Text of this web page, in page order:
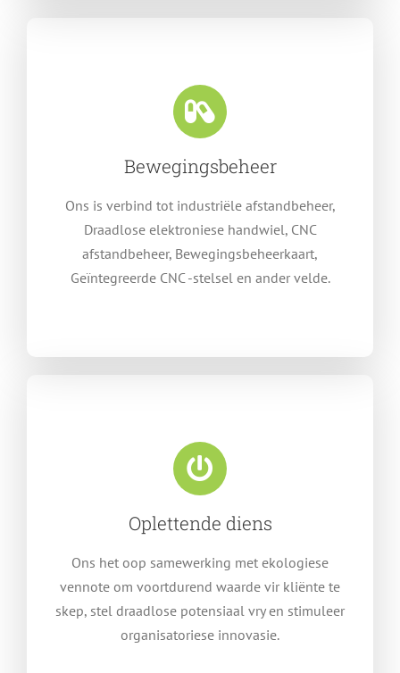
Bewegingsbeheer
Ons is verbind tot industriële afstandbeheer,
Draadlose elektroniese handwiel, CNC
afstandbeheer, Bewegingsbeheerkaart,
Geïntegreerde CNC -stelsel en ander velde.
Oplettende diens
Ons het oop samewerking met ekologiese
vennote om voortdurend waarde vir kliënte te
skep, stel draadlose potensiaal vry en stimuleer
organisatoriese innovasie.